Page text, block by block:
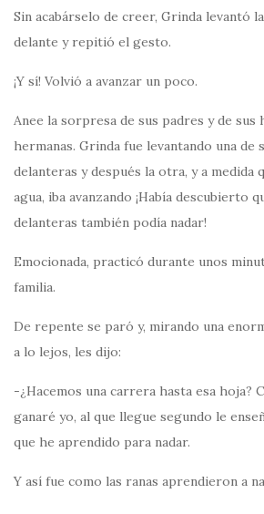
Sin acabárselo de creer, Grinda levantó
delante y repitió el gesto.
¡Y sí! Volvió a avanzar un poco.
Anee la sorpresa de sus padres y de sus
hermanas. Grinda fue levantando una de
delanteras y después la otra, y a medida
agua, iba avanzando ¡Había descubierto
delanteras también podía nadar!
Emocionada, practicó durante unos
familia.
De repente se paró y, mirando una
a lo lejos, les dijo:
-¿Hacemos una carrera hasta esa hoja?
ganaré yo, al que llegue segundo le
que he aprendido para nadar.
Y así fue como las ranas aprendieron a